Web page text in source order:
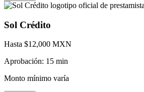
Sol Crédito
Hasta $12,000 MXN
Aprobación: 15 min
Monto mínimo varía